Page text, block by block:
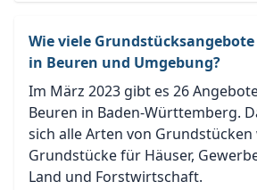
Wie viele
in Beuren und Umgebung?
Im März 2023 gibt es 26
Beuren in Baden-Württemberg.
sich alle Arten von Grundstücken
Grundstücke für Häuser,
Land und Forstwirtschaft.